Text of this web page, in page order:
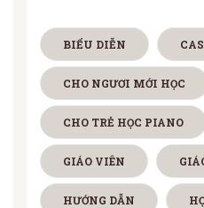
BIỂU DIỄN
CHO NGƯƠI MỚI HỌC
CHO TRẺ HỌC PIANO
GIÁO VIÊN
HƯỚNG DẪN